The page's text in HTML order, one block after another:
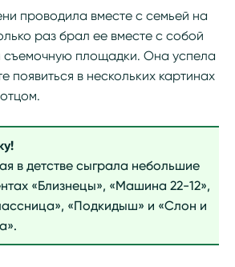
проводила вместе с семьей на
раз брал ее вместе с собой
съемочную площадки. Она успела
появиться в нескольких картинах
в детстве сыграла небольшие
«Близнецы», «Машина 22-12»,
«Подкидыш» и «Слон и